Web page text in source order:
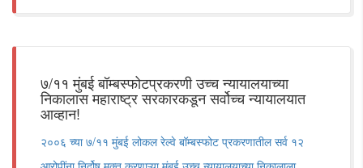
७/११ मुंबई बॉम्बस्फोटप्रकरणी उच्च न्यायालयाच्या
निकालास महाराष्ट्र सरकारकडून सर्वोच्च न्यायालयात
आव्हान!
२००६ च्या ७/११ मुंबई लोकल रेल्वे बॉम्बस्फोट प्रकरणातील सर्व १२